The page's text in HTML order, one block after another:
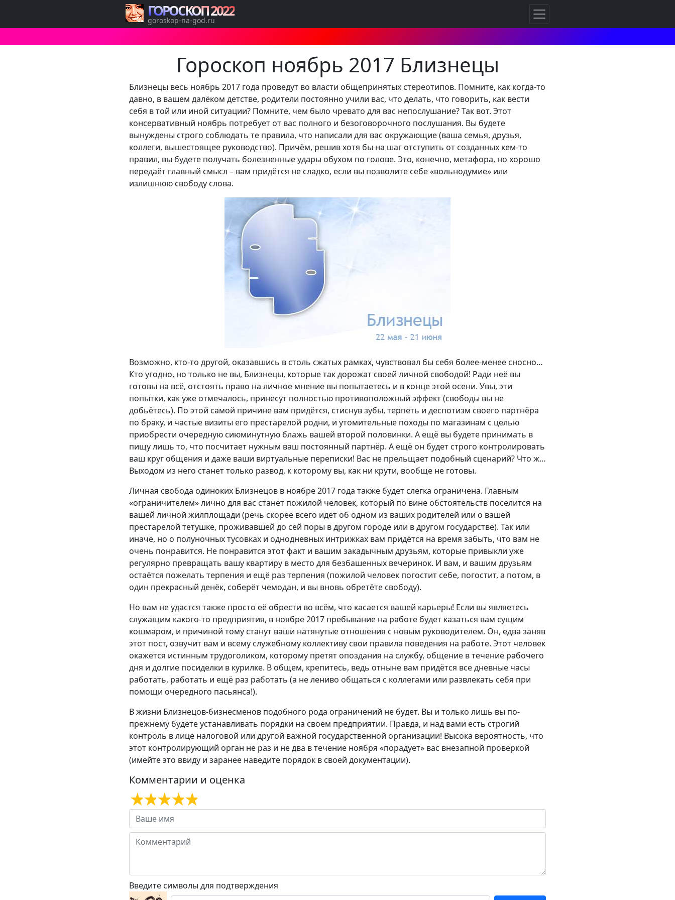
Гороскоп ноябрь 2017 Близнецы
Близнецы весь ноябрь 2017 года проведут во власти общепринятых стереотипов. Помните, как когда-то
давно, в вашем далёком детстве, родители постоянно учили вас, что делать, что говорить, как вести
себя в той или иной ситуации? Помните, чем было чревато для вас непослушание? Так вот. Этот
консервативный ноябрь потребует от вас полного и безоговорочного послушания. Вы будете
вынуждены строго соблюдать те правила, что написали для вас окружающие (ваша семья, друзья,
коллеги, вышестоящее руководство). Причём, решив хотя бы на шаг отступить от созданных кем-то
правил, вы будете получать болезненные удары обухом по голове. Это, конечно, метафора, но хорошо
передаёт главный смысл – вам придётся не сладко, если вы позволите себе «вольнодумие» или
излишнюю свободу слова.
Возможно, кто-то другой, оказавшись в столь сжатых рамках, чувствовал бы себя более-менее сносно…
Кто угодно, но только не вы, Близнецы, которые так дорожат своей личной свободой! Ради неё вы
готовы на всё, отстоять право на личное мнение вы попытаетесь и в конце этой осени. Увы, эти
попытки, как уже отмечалось, принесут полностью противоположный эффект (свободы вы не
добьётесь). По этой самой причине вам придётся, стиснув зубы, терпеть и деспотизм своего партнёра
по браку, и частые визиты его престарелой родни, и утомительные походы по магазинам с целью
приобрести очередную сиюминутную блажь вашей второй половинки. А ещё вы будете принимать в
пищу лишь то, что посчитает нужным ваш постоянный партнёр. А ещё он будет строго контролировать
ваш круг общения и даже ваши виртуальные переписки! Вас не прельщает подобный сценарий? Что ж…
Выходом из него станет только развод, к которому вы, как ни крути, вообще не готовы.
Личная свобода одиноких Близнецов в ноябре 2017 года также будет слегка ограничена. Главным
«ограничителем» лично для вас станет пожилой человек, который по вине обстоятельств поселится на
вашей личной жилплощади (речь скорее всего идёт об одном из ваших родителей или о вашей
престарелой тетушке, проживавшей до сей поры в другом городе или в другом государстве). Так или
иначе, но о полуночных тусовках и однодневных интрижках вам придётся на время забыть, что вам не
очень понравится. Не понравится этот факт и вашим закадычным друзьям, которые привыкли уже
регулярно превращать вашу квартиру в место для безбашенных вечеринок. И вам, и вашим друзьям
остаётся пожелать терпения и ещё раз терпения (пожилой человек погостит себе, погостит, а потом, в
один прекрасный денёк, соберёт чемодан, и вы вновь обретёте свободу).
Но вам не удастся также просто её обрести во всём, что касается вашей карьеры! Если вы являетесь
служащим какого-то предприятия, в ноябре 2017 пребывание на работе будет казаться вам сущим
кошмаром, и причиной тому станут ваши натянутые отношения с новым руководителем. Он, едва заняв
этот пост, озвучит вам и всему служебному коллективу свои правила поведения на работе. Этот человек
окажется истинным трудоголиком, которому претят опоздания на службу, общение в течение рабочего
дня и долгие посиделки в курилке. В общем, крепитесь, ведь отныне вам придётся все дневные часы
работать, работать и ещё раз работать (а не лениво общаться с коллегами или развлекать себя при
помощи очередного пасьянса!).
В жизни Близнецов-бизнесменов подобного рода ограничений не будет. Вы и только лишь вы по-
прежнему будете устанавливать порядки на своём предприятии. Правда, и над вами есть строгий
контроль в лице налоговой или другой важной государственной организации! Высока вероятность, что
этот контролирующий орган не раз и не два в течение ноября «порадует» вас внезапной проверкой
(имейте это ввиду и заранее наведите порядок в своей документации).
Комментарии и оценка
Введите символы для подтверждения
ГОРОСКОП 2022
goroskop-na-god.ru